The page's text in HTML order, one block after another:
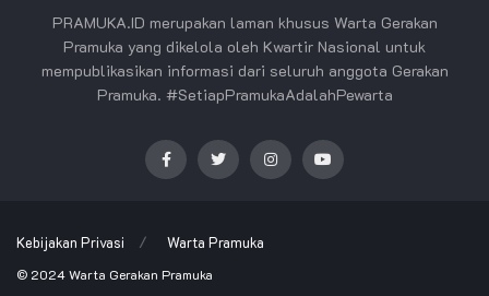
PRAMUKA.ID merupakan laman khusus Warta Gerakan
Pramuka yang dikelola oleh Kwartir Nasional untuk
mempublikasikan informasi dari seluruh anggota Gerakan
Pramuka. #SetiapPramukaAdalahPewarta
Kebijakan Privasi Warta Pramuka
© 2024Warta Gerakan Pramuka